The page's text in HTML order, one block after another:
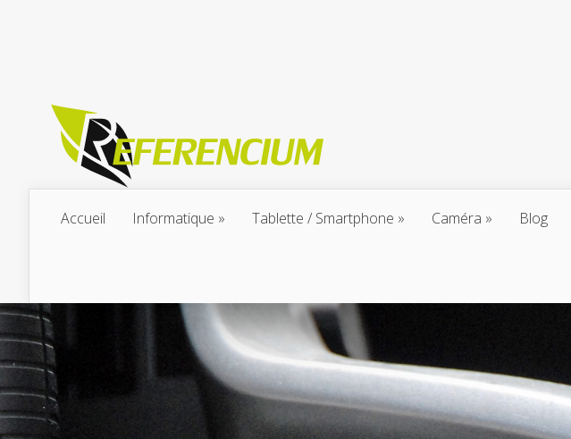
Accueil Informatique Tablette / Smartphone Caméra Blog